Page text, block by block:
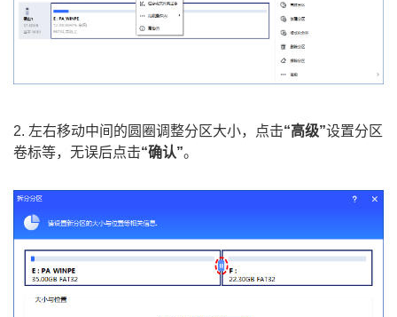
2. 左右移动中间的圆圈调整分区大小，点击“高级”设置分区
卷标等，无误后点击“确认”。